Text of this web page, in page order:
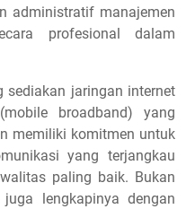
administratif manajemen
profesional dalam
sediakan jaringan internet
broadband) yang
memiliki komitmen untuk
yang terjangkau
paling baik. Bukan
lengkapinya dengan